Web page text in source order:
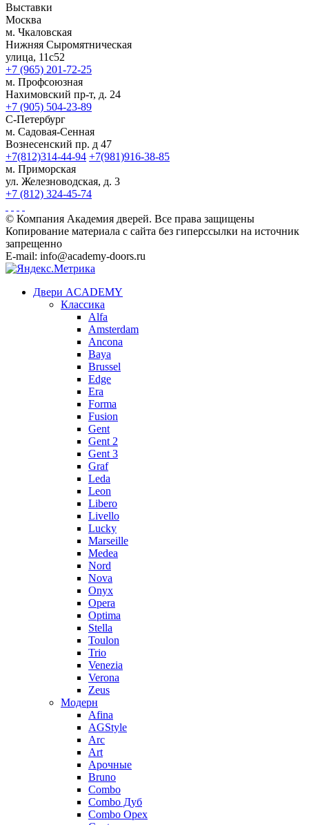
Выставки
Москва
м. Чкаловская
Нижняя Сыромятническая
улица, 11с52
+7 (965) 201-72-25
м. Профсоюзная
Нахимовский пр-т, д. 24
+7 (905) 504-23-89
С-Петербург
м. Садовая-Сенная
Вознесенский пр. д 47
+7(812)314-44-94 +7(981)916-38-85
м. Приморская
ул. Железноводская, д. 3
+7 (812) 324-45-74
© Компания Академия дверей. Все права защищены
Копирование материала с сайта без гиперссылки на источник
запрещенно
E-mail: info@academy-doors.ru
Двери ACADEMY
Классика
Alfa
Amsterdam
Ancona
Baya
Brussel
Edge
Era
Forma
Fusion
Gent
Gent 2
Gent 3
Graf
Leda
Leon
Libero
Livello
Lucky
Marseille
Medea
Nord
Nova
Onyx
Opera
Optima
Stella
Toulon
Trio
Venezia
Verona
Zeus
Модерн
Afina
AGStyle
Arc
Art
Aрочные
Bruno
Combo
Combo Дуб
Combo Орех